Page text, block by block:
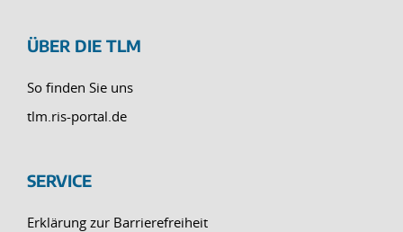
ÜBER DIE TLM
So finden Sie uns
tlm.ris-portal.de
SERVICE
Erklärung zur Barrierefreiheit